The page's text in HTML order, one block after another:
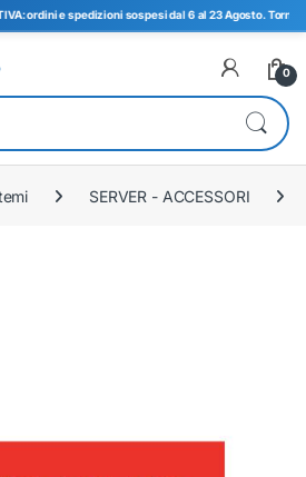
ordini e spedizioni sospesi dal 6 al 23 Agosto.
0
SERVER - ACCESSORI